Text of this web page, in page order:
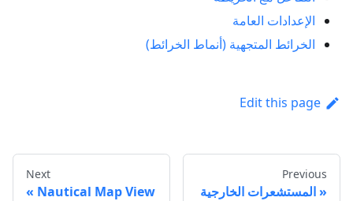
الإعدادات العامة
الخرائط المتجهية (أنماط الخرائط)
Edit this page
Previous
المستشعرات الخارجية
Next
Nautical Map View